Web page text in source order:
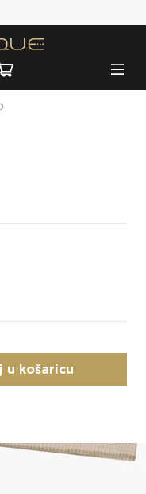
u košaricu